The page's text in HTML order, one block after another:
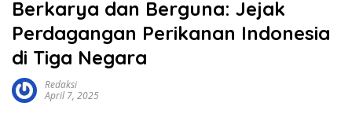
Berkarya dan Berguna: Jejak
Perdagangan Perikanan Indonesia
di Tiga Negara
Redaksi
April 7, 2025